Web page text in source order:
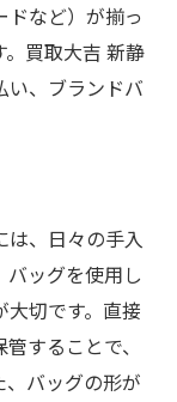
ドなど）が揃っ
買取大吉 新静
い、ブランドバ
は、日々の手入
ッグを使用し
切です。直接
することで、
バッグの形が